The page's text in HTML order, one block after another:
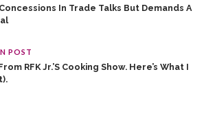
In Trade Talks But Demands A
POST
RFK Jr.’s Cooking Show. Here’s What I